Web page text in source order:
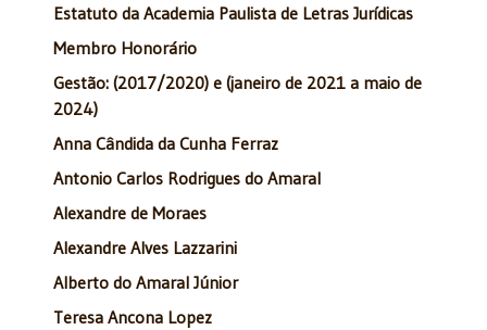
Estatuto da Academia Paulista de Letras Jurídicas
Membro Honorário
Gestão: (2017/2020) e (janeiro de 2021 a maio de
2024)
Anna Cândida da Cunha Ferraz
Antonio Carlos Rodrigues do Amaral
Alexandre de Moraes
Alexandre Alves Lazzarini
Alberto do Amaral Júnior
Teresa Ancona Lopez